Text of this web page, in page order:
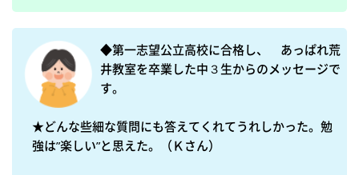
◆第一志望公立高校に合格し、　あっぱれ荒
井教室を卒業した中３生からのメッセージで
す。
★どんな些細な質問にも答えてくれてうれしかった。勉
強は”楽しい”と思えた。（Ｋさん）